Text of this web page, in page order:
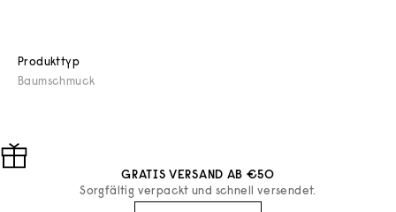
Produkttyp
Baumschmuck
GRATIS VERSAND AB €50
Sorgfältig verpackt und schnell versendet.